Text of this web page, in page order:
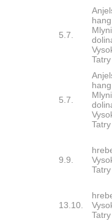
5.7.
hang,
Tatry
5.7.
hang,
Tatry
9.9.
Tatry
13.10.
Tatry